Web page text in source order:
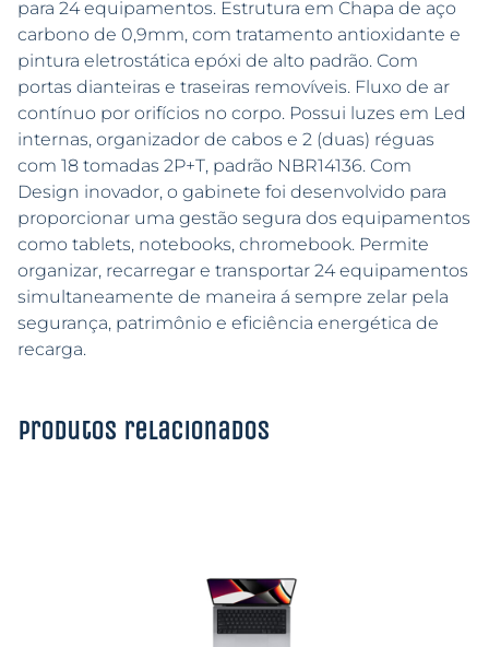
para 24 equipamentos. Estrutura em Chapa de aço
carbono de 0,9mm, com tratamento antioxidante e
pintura eletrostática epóxi de alto padrão. Com
portas dianteiras e traseiras removíveis. Fluxo de ar
contínuo por orifícios no corpo. Possui luzes em Led
internas, organizador de cabos e 2 (duas) réguas
com 18 tomadas 2P+T, padrão NBR14136. Com
Design inovador, o gabinete foi desenvolvido para
proporcionar uma gestão segura dos equipamentos
como tablets, notebooks, chromebook. Permite
organizar, recarregar e transportar 24 equipamentos
simultaneamente de maneira á sempre zelar pela
segurança, patrimônio e eficiência energética de
recarga.
Produtos relacionados